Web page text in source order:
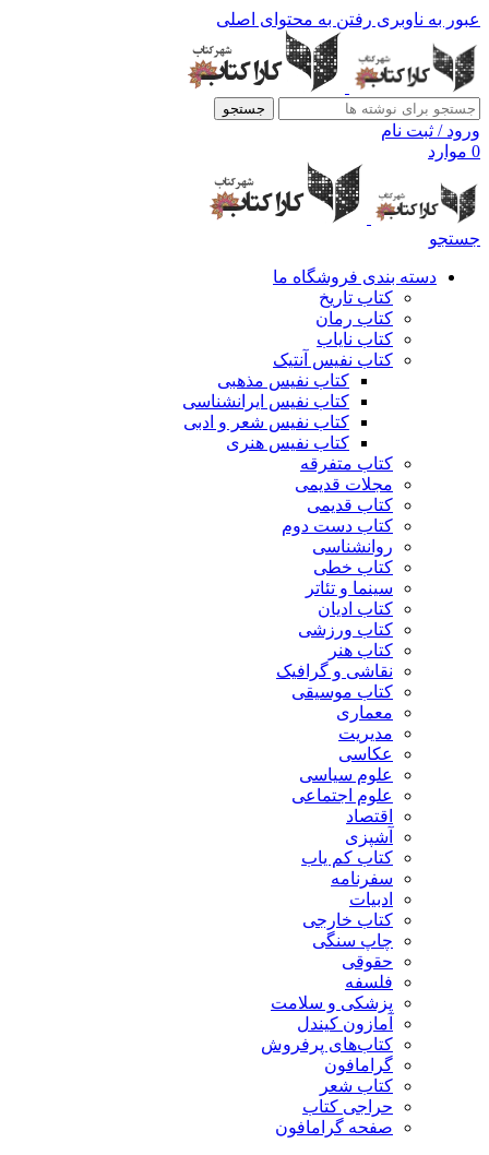
عبور به ناوبری رفتن به محتوای اصلی
جستجو
ورود / ثبت نام
0 موارد
جستجو
دسته بندی فروشگاه ما
کتاب تاریخ
کتاب رمان
کتاب نایاب
کتاب نفیس آنتیک
کتاب نفیس مذهبی
کتاب نفیس ایرانشناسی
کتاب نفیس شعر و ادبی
کتاب نفیس هنری
کتاب متفرقه
مجلات قدیمی
کتاب قدیمی
کتاب دست دوم
روانشناسی
کتاب خطی
سینما و تئاتر
کتاب ادیان
کتاب ورزشی
کتاب هنر
نقاشی و گرافیک
کتاب موسیقی
معماری
مدیریت
عکاسی
علوم سیاسی
علوم اجتماعی
اقتصاد
آشپزی
کتاب کم یاب
سفرنامه
ادبیات
کتاب خارجی
چاپ سنگی
حقوقی
فلسفه
پزشکی و سلامت
آمازون کیندل
کتاب‌های پرفروش
گرامافون
کتاب شعر
حراجی کتاب
صفحه گرامافون